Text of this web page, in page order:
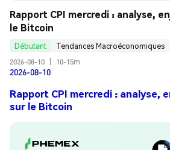
Rapport CPI mercredi : analyse,
le Bitcoin
Débutant
Tendances Macroéconomiques
2026-08-10
10-15m
2026-08-10
Rapport CPI mercredi : analyse,
sur le Bitcoin